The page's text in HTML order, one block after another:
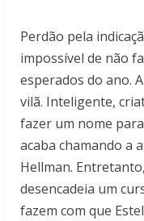
Perdão pela
impossível de não
esperados do ano.
vilã. Inteligente,
fazer um nome
acaba chamando a
Hellman.
desencadeia um
fazem com que